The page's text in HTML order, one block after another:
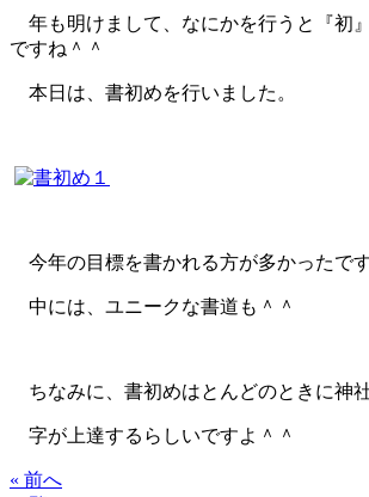
年も明けまして、なにかを行うと『初
ですね＾＾
本日は、書初めを行いました。
今年の目標を書かれる方が多かったで
中には、ユニークな書道も＾＾
ちなみに、書初めはとんどのときに神
字が上達するらしいですよ＾＾
« 前へ